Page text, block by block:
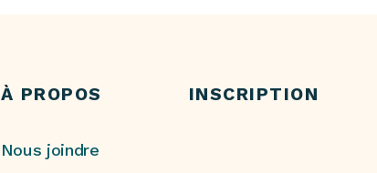
À PROPOS
Nous joindre
INSCRIPTION